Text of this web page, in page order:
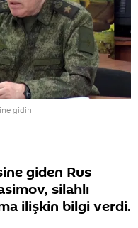
gidin
giden Rus
silahlı
ilişkin bilgi verdi.